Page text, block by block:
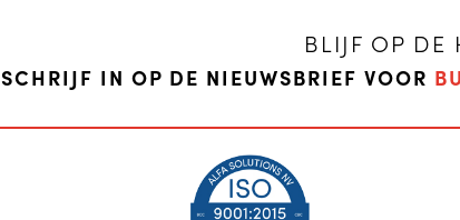
BLIJF OP DE
SCHRIJF IN OP DE NIEUWSBRIEF VOOR